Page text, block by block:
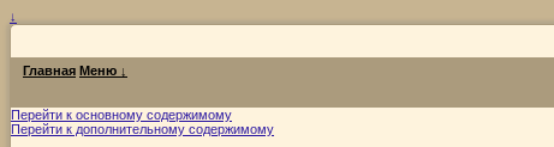
↓
Главная Меню ↓
Перейти к основному содержимому
Перейти к дополнительному содержимому